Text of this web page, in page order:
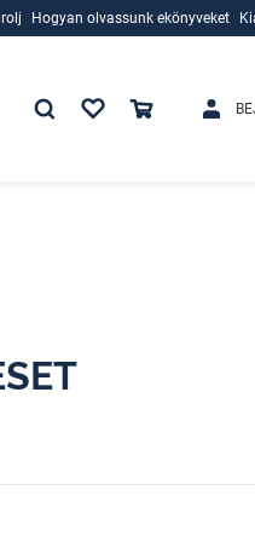
Hogyan olvassunk ekönyveket